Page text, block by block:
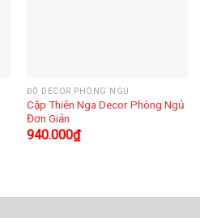
ĐỒ DECOR PHÒNG NGỦ
Cặp Thiên Nga Decor Phòng Ngủ
Đơn Giản
940.000₫